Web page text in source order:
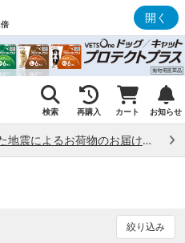
開く
検索 再購入 カート お知らせ
熊本県熊本地方で発生した地震によるお荷物のお届け状況について （7/28）
絞り込み